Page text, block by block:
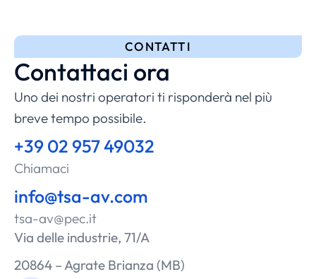
CONTATTI
Contattaci ora
Uno dei nostri operatori ti risponderà nel più
breve tempo possibile.
+39 02 957 49032
Chiamaci
info@tsa-av.com
tsa-av@pec.it
Via delle industrie, 71/A
20864 – Agrate Brianza (MB)